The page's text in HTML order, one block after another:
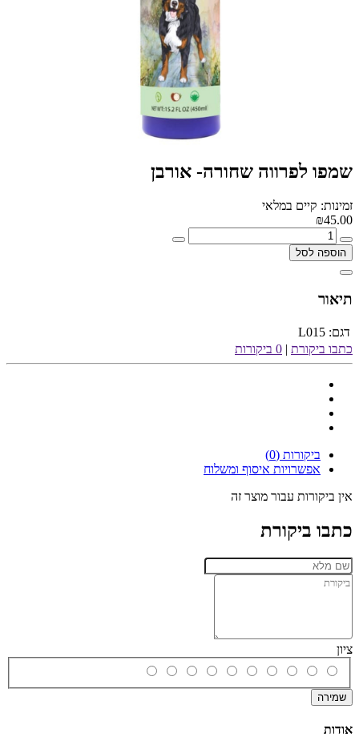
שמפו לפרווה שחורה- אורבן
זמינות: קיים במלאי
₪45.00
הוספה לסל
תיאור
דגם: L015
כתבו ביקורת | 0 ביקורות
ביקורות (0)
אפשרויות איסוף ומשלוח
אין ביקורות עבור מוצר זה
כתבו ביקורת
ציון
שמירה
אודות